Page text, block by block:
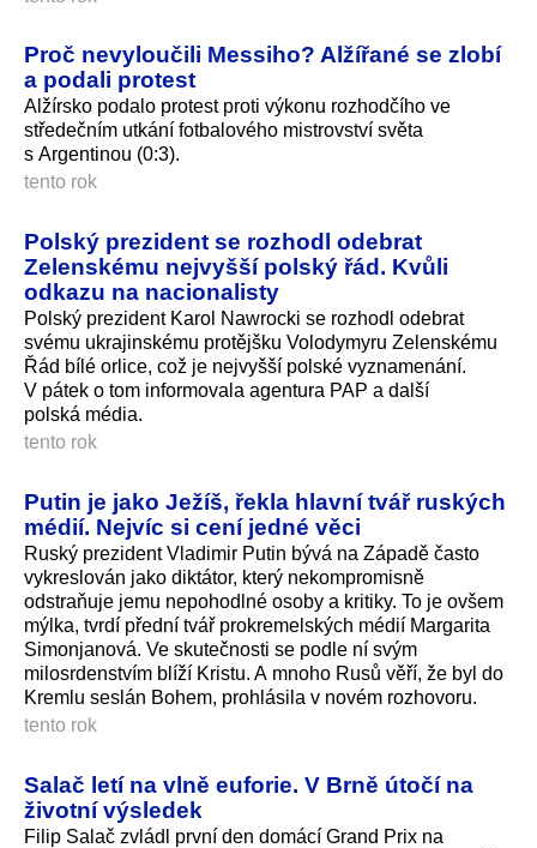
Proč nevyloučili Messiho? Alžířané se zlobí
a podali protest
Alžírsko podalo protest proti výkonu rozhodčího ve
středečním utkání fotbalového mistrovství světa
s Argentinou (0:3).
tento rok
Polský prezident se rozhodl odebrat
Zelenskému nejvyšší polský řád. Kvůli
odkazu na nacionalisty
Polský prezident Karol Nawrocki se rozhodl odebrat
svému ukrajinskému protějšku Volodymyru Zelenskému
Řád bílé orlice, což je nejvyšší polské vyznamenání.
V pátek o tom informovala agentura PAP a další
polská média.
tento rok
Putin je jako Ježíš, řekla hlavní tvář ruských
médií. Nejvíc si cení jedné věci
Ruský prezident Vladimir Putin bývá na Západě často
vykreslován jako diktátor, který nekompromisně
odstraňuje jemu nepohodlné osoby a kritiky. To je ovšem
mýlka, tvrdí přední tvář prokremelských médií Margarita
Simonjanová. Ve skutečnosti se podle ní svým
milosrdenstvím blíží Kristu. A mnoho Rusů věří, že byl do
Kremlu seslán Bohem, prohlásila v novém rozhovoru.
tento rok
Salač letí na vlně euforie. V Brně útočí na
životní výsledek
Filip Salač zvládl první den domácí Grand Prix na